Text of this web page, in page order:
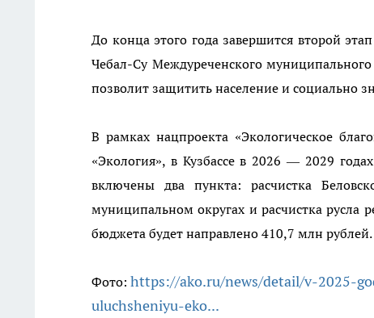
До конца этого года завершится второй
Чебал-Су Междуреченского
позволит защитить население и социально
В рамках нацпроекта «Экологическое
«Экология», в Кузбассе в 2026 — 2029
включены два пункта: расчистка
муниципальном округах и расчистка русла
бюджета будет направлено 410,7 млн рублей.
Фото: https://ako.ru/news/detail/v-2025-
uluchsheniyu-eko...